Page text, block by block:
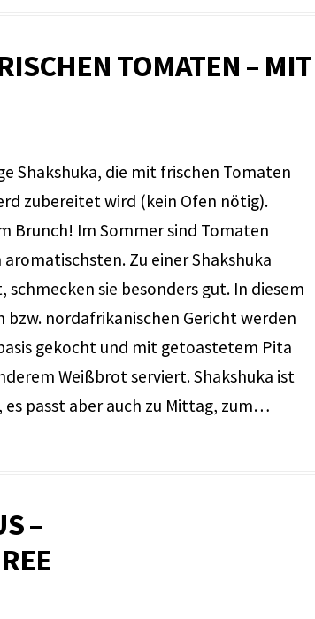
TOMATEN – MIT
Shakshuka, die mit frischen Tomaten
zubereitet wird (kein Ofen nötig).
Brunch! Im Sommer sind Tomaten
Zu einer Shakshuka
schmecken sie besonders gut. In diesem
bzw. nordafrikanischen Gericht werden
gekocht und mit getoastetem Pita
Weißbrot serviert. Shakshuka ist
passt aber auch zu Mittag, zum…
–